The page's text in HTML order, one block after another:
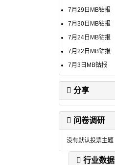
7月29日MB钴报
7月30日MB钴报
7月24日MB钴报
7月22日MB钴报
7月3日MB钴报
分享
问卷调研
没有默认投票主题
行业数据